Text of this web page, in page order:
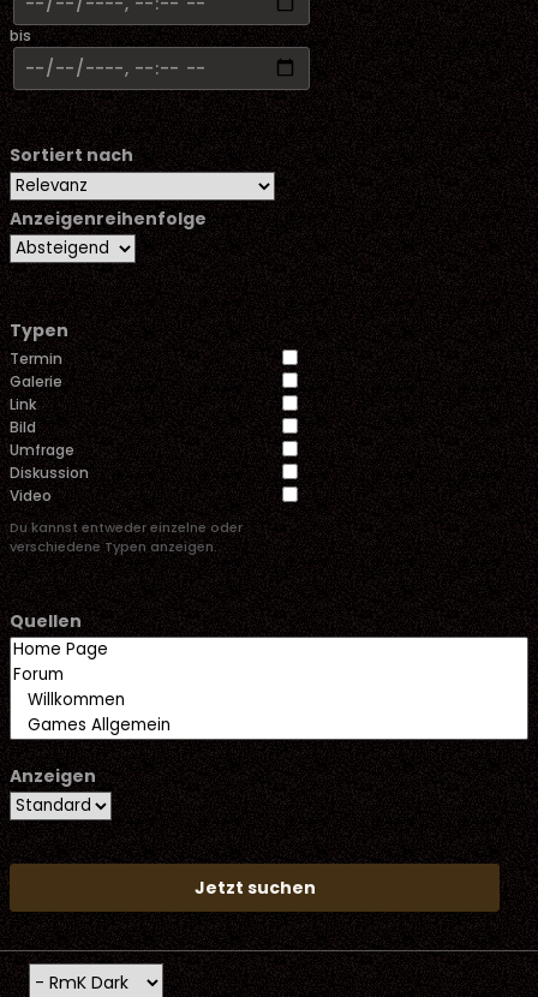
bis
Sortiert nach
Anzeigenreihenfolge
Typen
Termin
Galerie
Link
Bild
Umfrage
Diskussion
Video
Du kannst entweder einzelne oder
verschiedene Typen anzeigen.
Quellen
Anzeigen
Jetzt suchen